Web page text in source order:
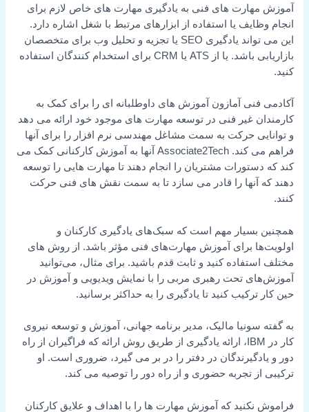
آموزش مهارت های فنی به یادگیری مهارت های خاص لازم برای
انجام وظایف یا استفاده از ابزارهای مرتبط با شغل اشاره دارد.
این می تواند یادگیری SEO یا تجزیه و تحلیل وب برای متخصصان
بازاریابی باشد. یا از ATS یا CRM برای استخدام کنندگان استفاده
کنید.
آکادمی فنی آمازون آموزش های داوطلبانه ای را برای کمک به
کارمندان غیر فنی در توسعه مهارت های موجود خود ارائه می دهد
و توانایی حرکت به سمت مشاغل مهندسی نرم افزار را برای آنها
فراهم می کند. Associate2Tech آنها به آموزش کارکنانی کمک می
کند که دستورات مشتریان را انجام دهند تا مهارت هایی را توسعه
دهند که آنها را قادر می سازد تا به سمت نقش های فنی حرکت
کنند.
همچنین بسیار مهم است که سبک‌های یادگیری کارکنان و
اولویت‌ها برای آموزش مهارت‌های فنی مؤثر باشد. از روش های
مختلف استفاده کنید و ثابت قدم باشید. برای مثال، می‌توانید
آموزش‌های تحت رهبری مربی را با نمایش ویدیویی و آموزش در
حین کار ترکیب کنید تا یادگیری را به حداکثر برسانید.
به گفته سونیا مالیک، مدیر برنامه جهانی، آموزش و توسعه نیروی
کار در IBM، ارائه یادگیری از طریق روش ارائه که فراگیران از راه
دور و یادگیرندگان در دفتر را در بر می گیرد، ضروری است. او
ترکیبی از تجربه حضوری و از راه دور را توصیه می کند.
فراموش نکنید که آموزش مهارت ها را با اهداف و علایق کارکنان